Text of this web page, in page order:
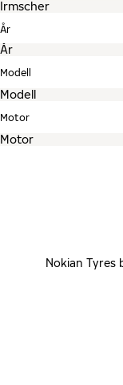
År
Modell
Motor
Nokian Tyres